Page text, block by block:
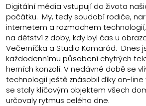
Digitální média vstupují do života
počátku. My, tedy soudobí rodiče,
internetem a rozmachem
na dětství z doby, kdy byl čas u
Večerníčka a Studio Kamarád. Dnes
každodennímu působení chytrých
herních konzolí. V nedávné době se
technologií ještě znásobil díky on-line
se staly klíčovým objektem všech
určovaly rytmus celého dne.